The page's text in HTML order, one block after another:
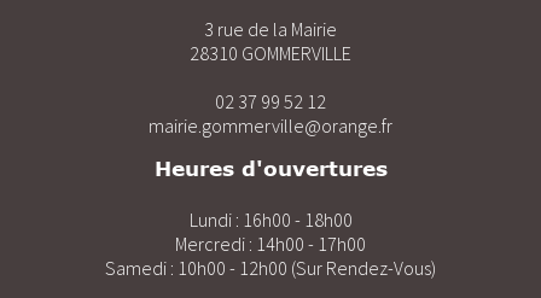
3 rue de la Mairie
28310 GOMMERVILLE
02 37 99 52 12
mairie.gommerville@orange.fr
Heures d'ouvertures
Lundi : 16h00 - 18h00
Mercredi : 14h00 - 17h00
Samedi : 10h00 - 12h00 (Sur Rendez-Vous)